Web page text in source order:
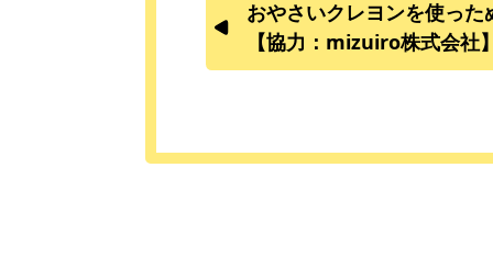
おやさいクレヨンを使っ
【協力：mizuiro株式会社